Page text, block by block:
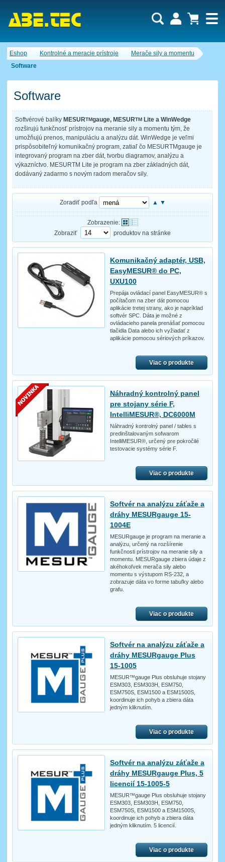
Eshop Kontrolné a meracie prístroje
Merače sily a momentu
Software
Software
Softvérové ​​balíky MESURTMgauge, MESURTM Lite a WinWedge
rozširujú funkčnosť prístrojov na meranie sily a momentu tým, že
umožňujú prenos, manipuláciu a analýzu dát. WinWedge je veľmi
prispôsobiteľný komunikačný program, zatiaľ čo MESURTMgauge je
integrovaný program na zber dát, tvorbu diagramov, analýzu a
výkazníctvo. MESURTM Lite je program na zber základných dát,
dodávaný zadarmo s novým radom meračov sily.
Zoradiť podľa ▲ ▼
Zobrazenie:
Zobraziť
produktov na stránke
Komunikačný adaptér, USB,
EasyMESUR® do PC,
UXU100
Prepája ovládací panel EasyMESUR® s
počítačom na zber dát pomocou
aplikácie tretej strany, ako je napríklad
softvér SPC. Dáta je možné z
ovládacieho panela prenášať pomocou
tlačidla Data alebo ich vyžiadať z
aplikácie pomocou sériových príkazov.
Viac o produkte
Náhradný kontrolný panel
pre stojany série F,
IntelliMESUR®, DC6000M
Náhradný kontrolný panel / tables s
predinštalovaným sofwarom
IntelliMESUR®, určený pre pokročilé
testovacie systémy série F.
Viac o produkte
Softvér na analýzu záťaže a
dráhy MESURgauge 15-
1004E
MESURgauge je program na meranie a
analýzu, určený na rozšírenie
funkčnosti prístrojov na meranie sily a
momentu. MESURgauge zbiera údaje z
akéhokoľvek merača sily alebo
momentu s výstupom RS-232, a
zobrazuje dáta vo forme tabuľky alebo
grafu.
Viac o produkte
Softvér na analýzu záťaže a
dráhy MESURgauge Plus
15-1005
MESUR™gauge Plus obsluhuje stojany
ESM303, ESM303H, ESM750,
ESM750S, ESM1500 a ESM1500S,
koordinuje ich pohyb a zbiera dáta
jedným kliknutím.
Viac o produkte
Softvér na analýzu záťaže a
dráhy MESURgauge Plus, 5
licencií 15-1005-5
MESUR™gauge Plus obsluhuje stojany
ESM303, ESM303H, ESM750,
ESM750S, ESM1500 a ESM1500S,
koordinuje ich pohyb a zbiera dáta
jedným kliknutím. 5 licencií.
Viac o produkte
Dopytový košík je prázdny!
Počet produktov:0